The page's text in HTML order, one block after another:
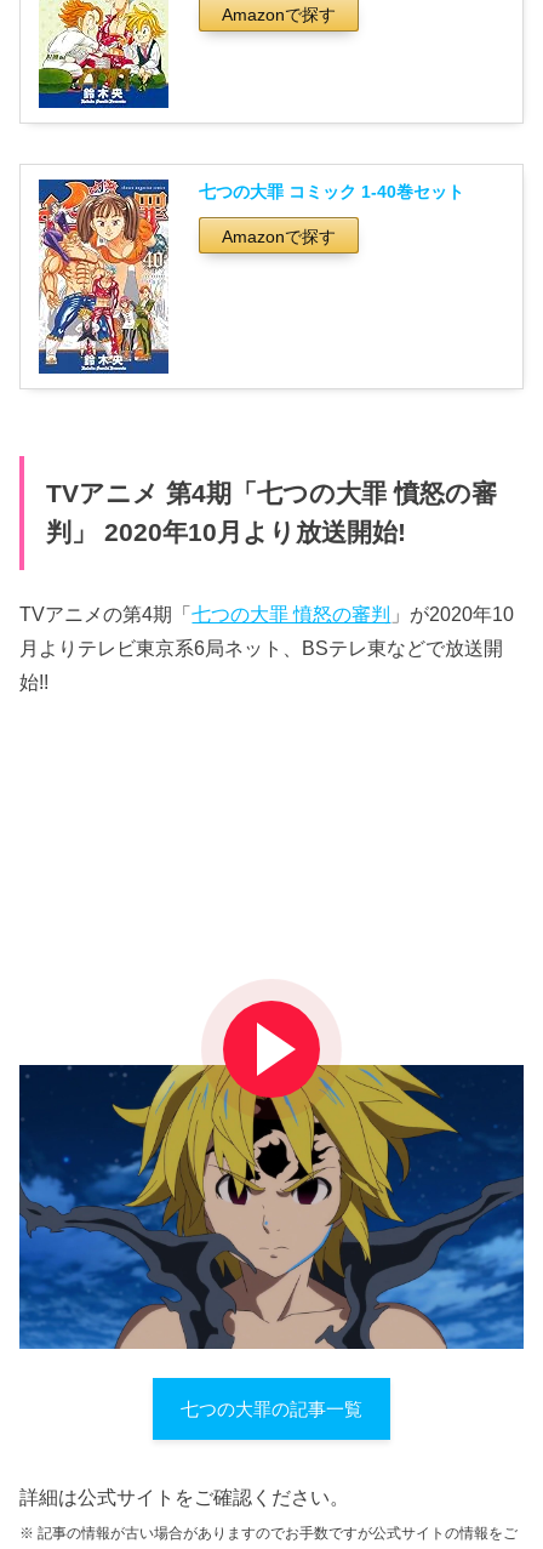
Amazonで探す
七つの大罪 コミック 1-40巻セット
Amazonで探す
TVアニメ 第4期「七つの大罪 憤怒の審
判」 2020年10月より放送開始!
TVアニメの第4期「七つの大罪 憤怒の審判 」が2020年10
月よりテレビ東京系6局ネット、BSテレ東などで放送開
始!!
七つの大罪の記事一覧
詳細は公式サイトをご確認ください。
※ 記事の情報が古い場合がありますのでお手数ですが公式サイトの情報をご